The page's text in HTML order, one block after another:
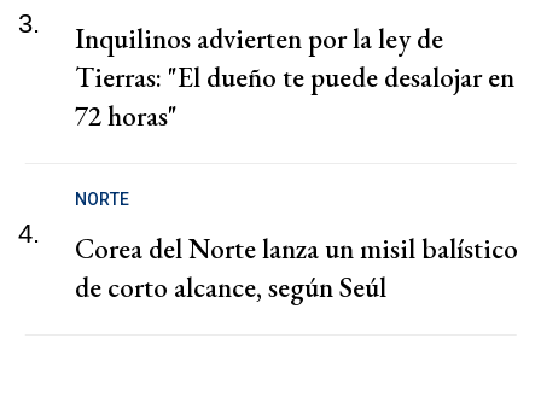
3.
Inquilinos advierten por la ley de
Tierras: "El dueño te puede desalojar en
72 horas"
4.
NORTE
Corea del Norte lanza un misil balístico
de corto alcance, según Seúl